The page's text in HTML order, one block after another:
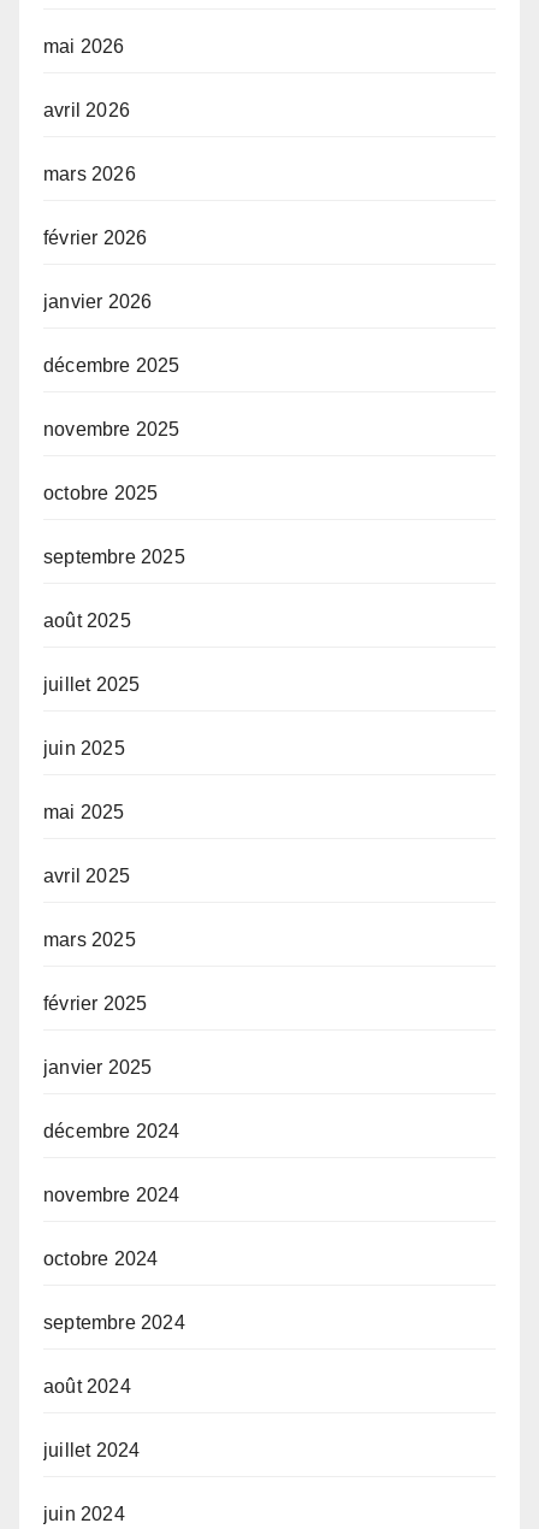
mai 2026
avril 2026
mars 2026
février 2026
janvier 2026
décembre 2025
novembre 2025
octobre 2025
septembre 2025
août 2025
juillet 2025
juin 2025
mai 2025
avril 2025
mars 2025
février 2025
janvier 2025
décembre 2024
novembre 2024
octobre 2024
septembre 2024
août 2024
juillet 2024
juin 2024